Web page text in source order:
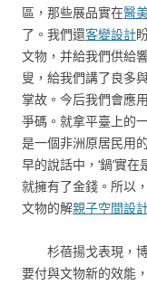
區，那些展品實在醫
了。我們還客變設計
文物，并給我們供給
叟，給我們講了良多
掌故。今后我們會應
爭碼。就拿平臺上的
是一個非洲原居民用
早的說話中，‘鍋’實
就擁有了金錢。所以
文物的解親子空間設
杉蓓揚戈表現，
要付與文物新的效能